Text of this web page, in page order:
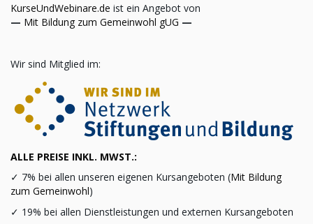
KurseUndWebinare.de ist ein Angebot von
— Mit Bildung zum Gemeinwohl gUG —
Wir sind Mitglied im:
ALLE PREISE INKL. MWST.:
✓ 7% bei allen unseren eigenen Kursangeboten (Mit Bildung
zum Gemeinwohl)
✓ 19% bei allen Dienstleistungen und externen Kursangeboten